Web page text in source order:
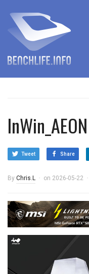
InWin_AEON
Tweet Share
By Chris.L on 2026-05-22